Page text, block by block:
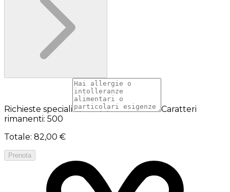
Richieste speciali
Caratteri
rimanenti: 500
Totale: 82,00 €
Prenota